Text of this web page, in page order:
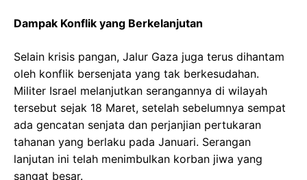
Dampak Konflik yang Berkelanjutan
Selain krisis pangan, Jalur Gaza juga terus dihantam
oleh konflik bersenjata yang tak berkesudahan.
Militer Israel melanjutkan serangannya di wilayah
tersebut sejak 18 Maret, setelah sebelumnya sempat
ada gencatan senjata dan perjanjian pertukaran
tahanan yang berlaku pada Januari. Serangan
lanjutan ini telah menimbulkan korban jiwa yang
sangat besar.